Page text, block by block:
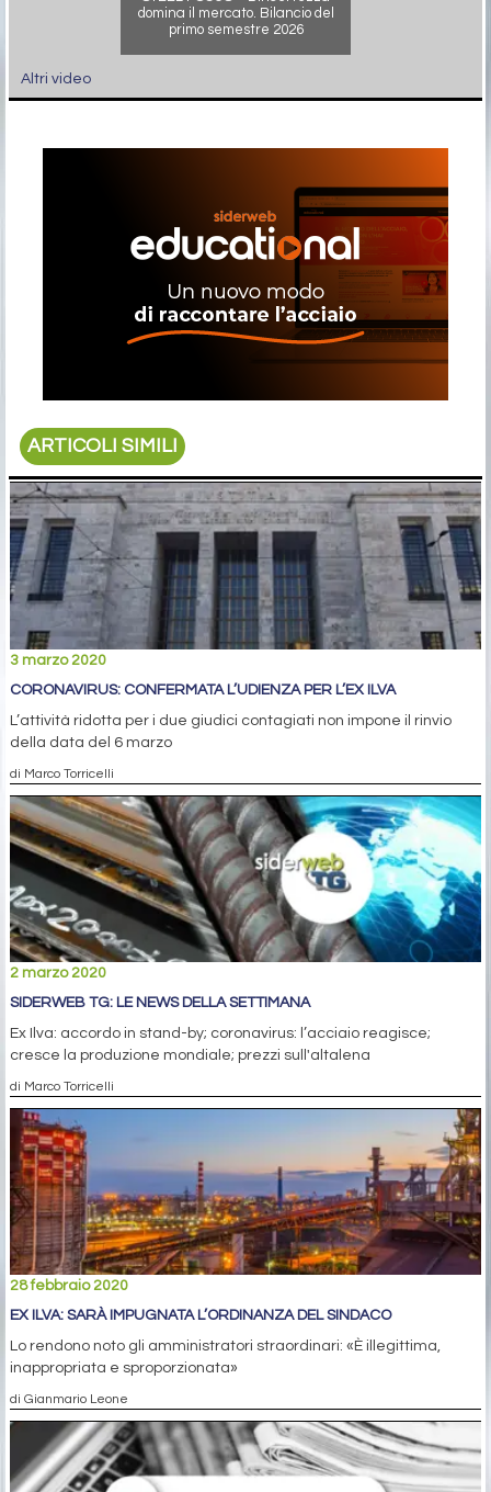
domina il mercato. Bilancio del
primo semestre 2026
Altri video
ARTICOLI SIMILI
3 marzo 2020
CORONAVIRUS: CONFERMATA L’UDIENZA PER L’EX ILVA
L’attività ridotta per i due giudici contagiati non impone il rinvio
della data del 6 marzo
di Marco Torricelli
2 marzo 2020
SIDERWEB TG: LE NEWS DELLA SETTIMANA
Ex Ilva: accordo in stand-by; coronavirus: l’acciaio reagisce;
cresce la produzione mondiale; prezzi sull'altalena
di Marco Torricelli
28 febbraio 2020
EX ILVA: SARÀ IMPUGNATA L’ORDINANZA DEL SINDACO
Lo rendono noto gli amministratori straordinari: «È illegittima,
inappropriata e sproporzionata»
di Gianmario Leone